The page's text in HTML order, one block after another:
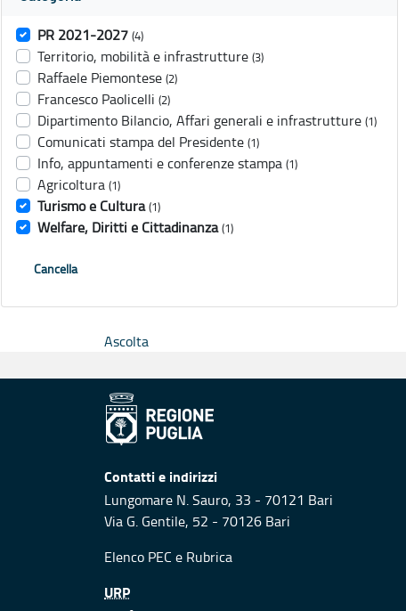
PR 2021-2027 (4)
Territorio, mobilità e infrastrutture (3)
Raffaele Piemontese (2)
Francesco Paolicelli (2)
Dipartimento Bilancio, Affari generali e infrastrutture (1)
Comunicati stampa del Presidente (1)
Info, appuntamenti e conferenze stampa (1)
Agricoltura (1)
Turismo e Cultura (1)
Welfare, Diritti e Cittadinanza (1)
Cancella
Ascolta
Contatti e indirizzi
Lungomare N. Sauro, 33 - 70121 Bari
Via G. Gentile, 52 - 70126 Bari
Elenco PEC e Rubrica
URP